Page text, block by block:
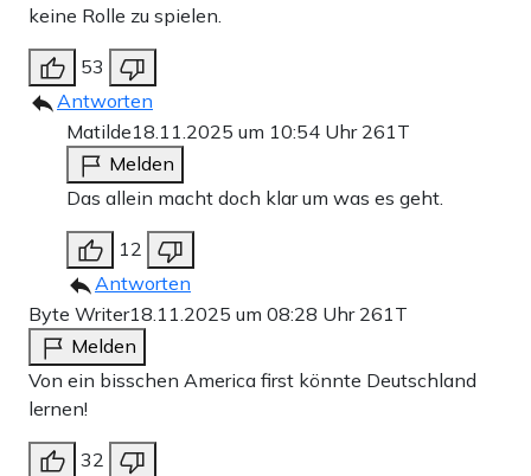
keine Rolle zu spielen.
53
Antworten
Matilde18.11.2025 um 10:54 Uhr 261T
Melden
Das allein macht doch klar um was es geht.
12
Antworten
Byte Writer18.11.2025 um 08:28 Uhr 261T
Melden
Von ein bisschen America first könnte Deutschland
lernen!
32